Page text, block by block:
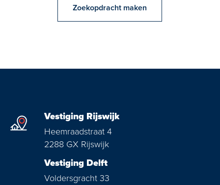
Zoekopdracht maken
Vestiging Rijswijk
Heemraadstraat 4
2288 GX Rijswijk
Vestiging Delft
Voldersgracht 33